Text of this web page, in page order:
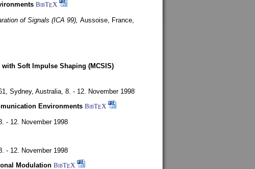
BibTEX
of Signals (ICA 99), Aussoise, France,
Soft Impulse Shaping (MCSIS)
Sydney, Australia, 8. - 12. November 1998
Environments BibTEX
- 12. November 1998
- 12. November 1998
Modulation BibTEX